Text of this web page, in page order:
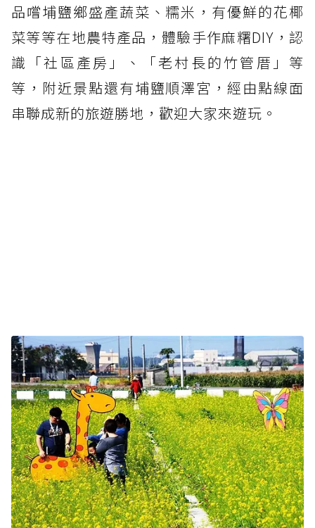
品嚐埔鹽鄉盛產蔬菜、糯米，有優鮮的花椰
菜等等在地農特產品，體驗手作麻糬DIY，認
識「社區產房」、「老村長的竹管厝」等
等，附近景點還有埔鹽順澤宮，經由點線面
串聯成新的旅遊勝地，歡迎大家來遊玩。